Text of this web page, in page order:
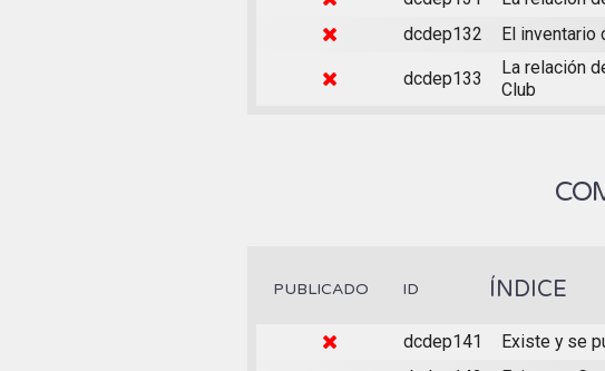
dcdep132
El inventario
dcdep133
La relación
Club
PUBLICADO ID ÍNDICE
dcdep141
Existe y se